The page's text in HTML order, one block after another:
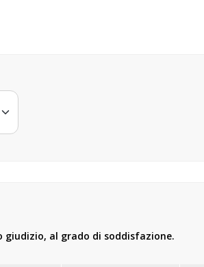
al grado di soddisfazione.